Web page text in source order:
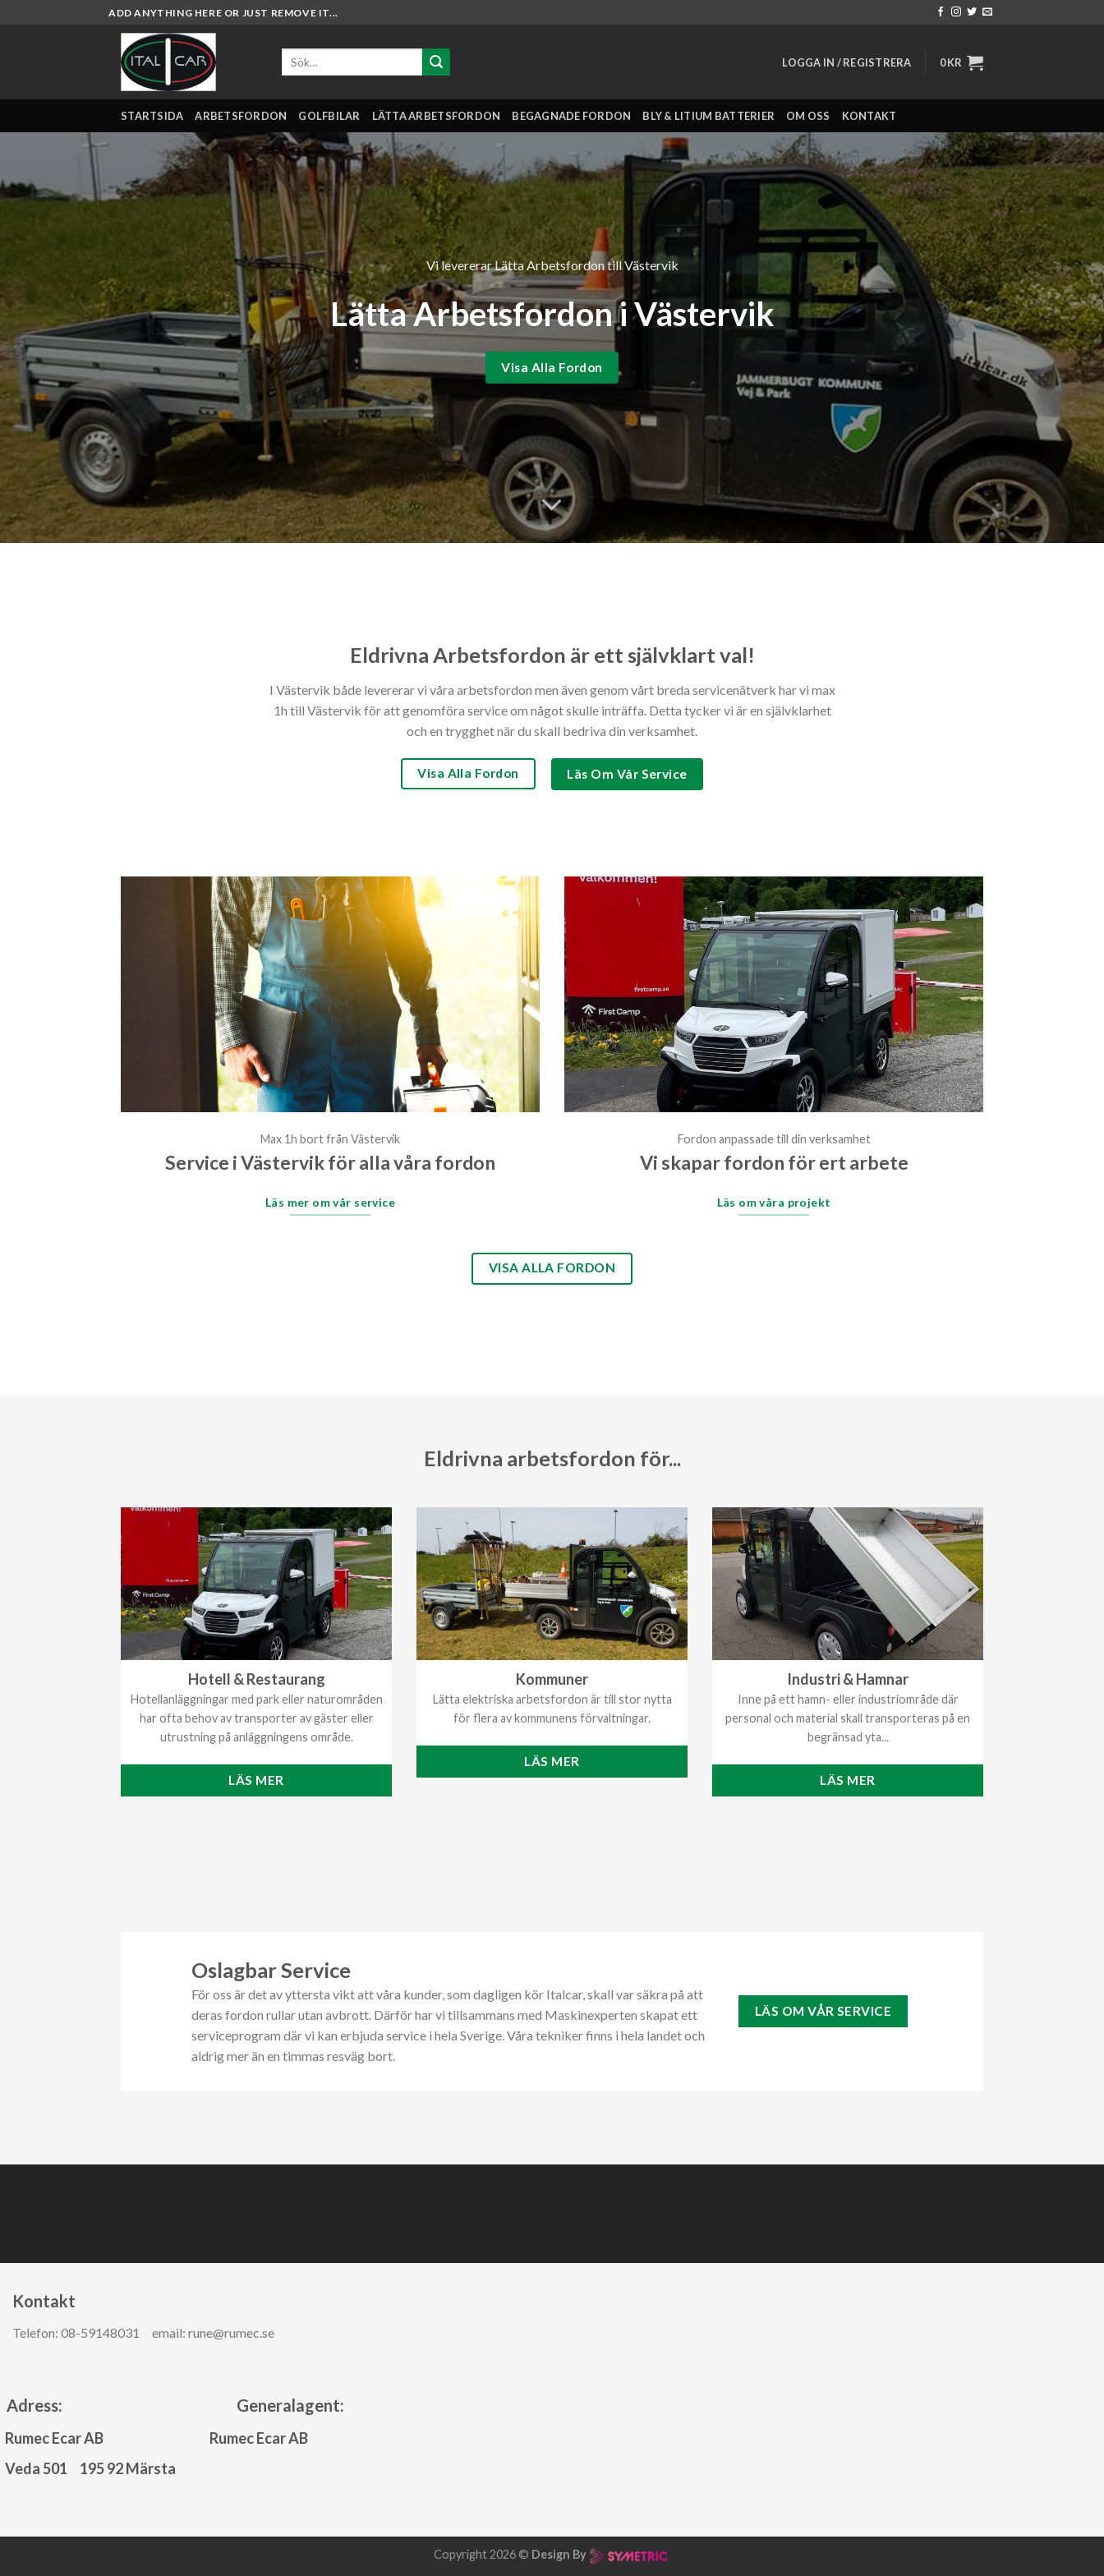
ADD ANYTHING HERE OR JUST REMOVE IT...
LOGGA IN / REGISTRERA 0KR
STARTSIDA ARBETSFORDON GOLFBILAR LÄTTA ARBETSFORDON BEGAGNADE FORDON BLY & LITIUM BATTERIER OM OSS KONTAKT
Vi levererar Lätta Arbetsfordon till Västervik
Lätta Arbetsfordon i Västervik
Visa Alla Fordon
Eldrivna Arbetsfordon är ett självklart val!
I Västervik både levererar vi våra arbetsfordon men även genom vårt breda servicenätverk har vi max
1h till Västervik för att genomföra service om något skulle inträffa. Detta tycker vi är en självklarhet
och en trygghet när du skall bedriva din verksamhet.
Visa Alla Fordon Läs Om Vår Service
Max 1h bort från Västervik
Service i Västervik för alla våra fordon
Läs mer om vår service
Fordon anpassade till din verksamhet
Vi skapar fordon för ert arbete
Läs om våra projekt
VISA ALLA FORDON
Eldrivna arbetsfordon för...
Hotell & Restaurang
Hotellanläggningar med park eller naturområden
har ofta behov av transporter av gäster eller
utrustning på anläggningens område.
LÄS MER
Kommuner
Lätta elektriska arbetsfordon är till stor nytta
för flera av kommunens förvaltningar.
LÄS MER
Industri & Hamnar
Inne på ett hamn- eller industriområde där
personal och material skall transporteras på en
begränsad yta...
LÄS MER
Oslagbar Service
För oss är det av yttersta vikt att våra kunder, som dagligen kör Italcar, skall var säkra på att
deras fordon rullar utan avbrott. Därför har vi tillsammans med Maskinexperten skapat ett
serviceprogram där vi kan erbjuda service i hela Sverige. Våra tekniker finns i hela landet och
aldrig mer än en timmas resväg bort.
LÄS OM VÅR SERVICE
Kontakt ​
Telefon: 08-59148031 email: rune@rumec.se
Adress: Generalagent:
Rumec Ecar AB Rumec Ecar AB
Veda 501 195 92 Märsta
Copyright 2026 © Design By